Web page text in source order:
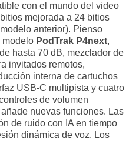
con el mundo del video
mejorada a 24 bitios
anterior). Pienso
modelo PodTrak P4next,
hasta 70 dB, mezclador de
invitados remotos,
interna de cartuchos
USB-C multipista y cuatro
de volumen
nuevas funciones. Las
de ruido con IA en tiempo
dinámica de voz. Los